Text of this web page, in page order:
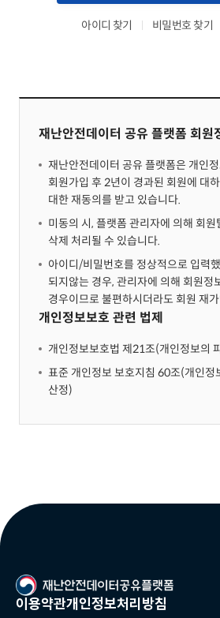
아이디 찾기 비밀번호 찾기
재난안전데이터 공유 플랫폼 회원
재난안전데이터 공유 플랫폼은 개인
회원가입 후 2년이 경과된 회원에 대
대한 재동의를 받고 있습니다.
미동의 시, 플랫폼 관리자에 의해 회
삭제 처리될 수 있습니다.
아이디/비밀번호를 정상적으로 입력
되지않는 경우, 관리자에 의해 회원정
경우이므로 불편하시더라도 회원 재
개인정보보호 관련 법제
개인정보보호법 제21조(개인정보의
표준 개인정보 보호지침 60조(개인정
산정)
이용약관개인정보처리방침